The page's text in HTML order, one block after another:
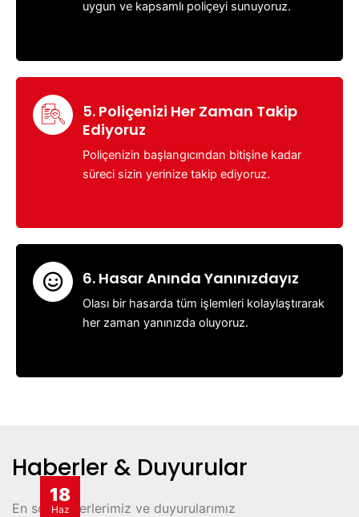
uygun ve kapsamlı poliçeyi sunuyoruz.
5. Poliçenizi Her Zaman Takip
Ediyoruz
Poliçenizin başlangıcından bitişine kadar
süreci sizin yerinize takip ediyoruz.
6. Hasar Anında Yanınızdayız
Olası bir hasarda tüm işlemleri kolaylaştırarak
her zaman yanınızda oluyoruz.
Haberler & Duyurular
En son haberlerimiz ve duyurularımız
18
Haz